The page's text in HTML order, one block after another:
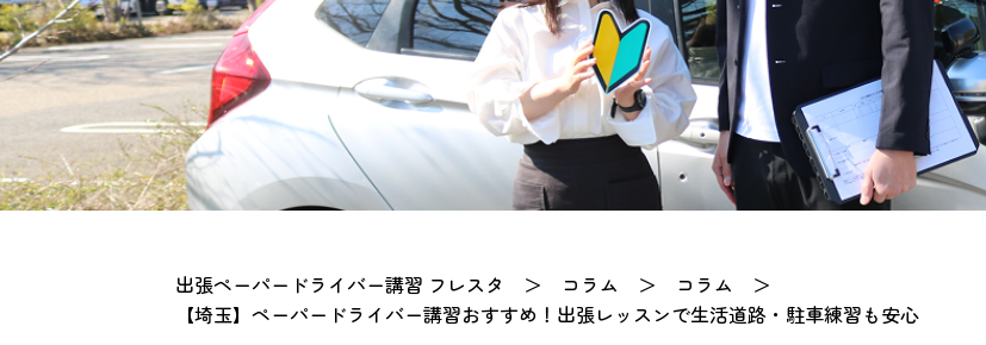
出張ペーパードライバー講習 フレスタ ＞ コラム ＞ コラム ＞
【埼玉】ペーパードライバー講習おすすめ！出張レッスンで生活道路・駐車練習も安心